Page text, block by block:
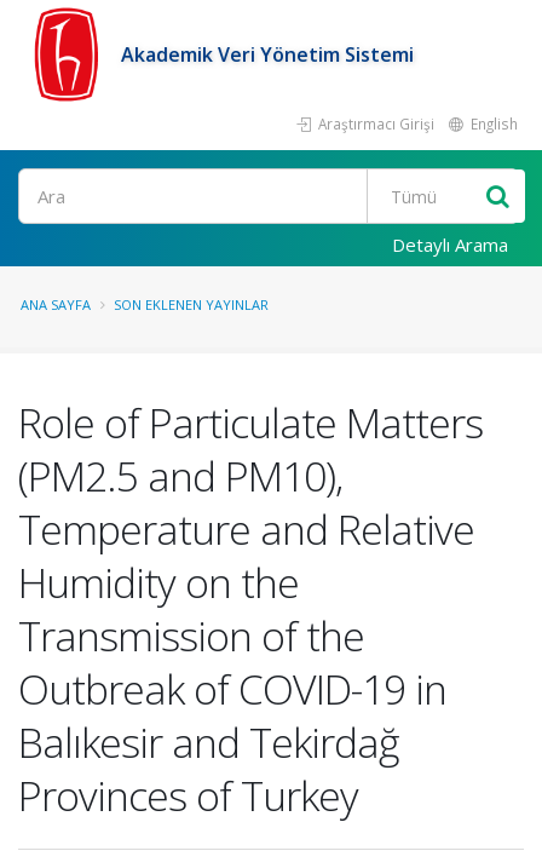
Akademik Veri Yönetim Sistemi
Araştırmacı Girişi English
Ara
Detaylı Arama
ANA SAYFA SON EKLENEN YAYINLAR
Role of Particulate Matters
(PM2.5 and PM10),
Temperature and Relative
Humidity on the
Transmission of the
Outbreak of COVID-19 in
Balıkesir and Tekirdağ
Provinces of Turkey